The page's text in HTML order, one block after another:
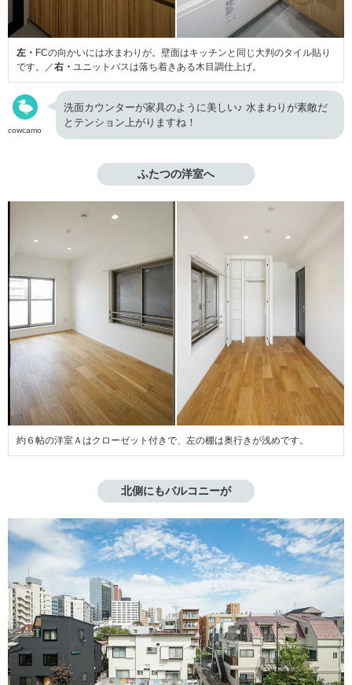
左・ FCの向かいには水まわりが。壁面はキッチンと同じ大判のタイル貼り
です。／右・ ユニットバスは落ち着きある木目調仕上げ。
cowcamo
洗面カウンターが家具のように美しい♪ 水まわりが素敵だ
とテンション上がりますね！
ふたつの洋室へ
約６帖の洋室Ａはクローゼット付きで、左の棚は奥行きが浅めです。
北側にもバルコニーが